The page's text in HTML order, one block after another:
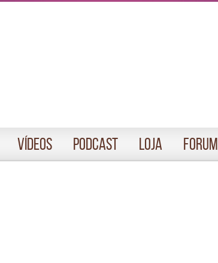
Vídeos Podcast Loja Forum